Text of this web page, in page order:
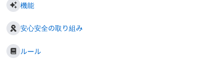
機能
安心安全の取り組み
ルール